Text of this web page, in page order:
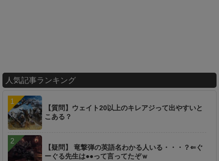
人気記事ランキング
【質問】ウェイト20以上のキレアジって出やすいと
こある？
【疑問】 竜撃弾の英語名わかる人いる・・・？⇐ぐ
ーぐる先生は●●って言ってたぞｗ